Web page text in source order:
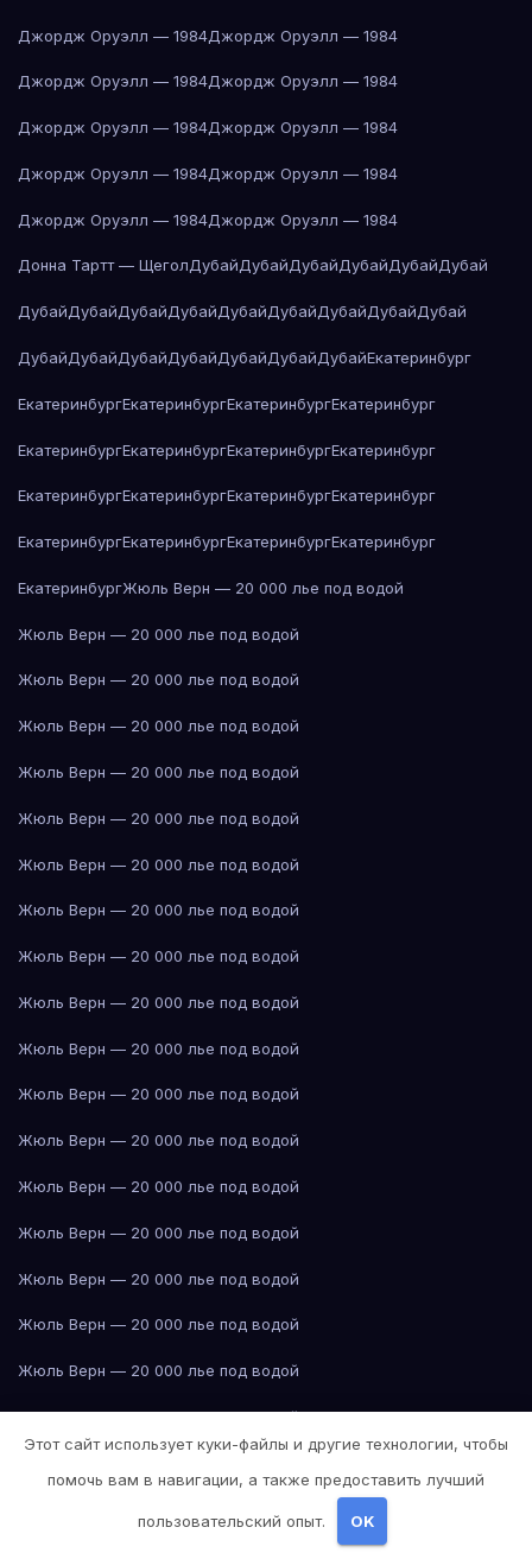
Джордж Оруэлл — 1984Джордж Оруэлл — 1984
Джордж Оруэлл — 1984Джордж Оруэлл — 1984
Джордж Оруэлл — 1984Джордж Оруэлл — 1984
Джордж Оруэлл — 1984Джордж Оруэлл — 1984
Джордж Оруэлл — 1984Джордж Оруэлл — 1984
Донна Тартт — ЩеголДубайДубайДубайДубайДубайДубай
ДубайДубайДубайДубайДубайДубайДубайДубайДубай
ДубайДубайДубайДубайДубайДубайДубайЕкатеринбург
ЕкатеринбургЕкатеринбургЕкатеринбургЕкатеринбург
ЕкатеринбургЕкатеринбургЕкатеринбургЕкатеринбург
ЕкатеринбургЕкатеринбургЕкатеринбургЕкатеринбург
ЕкатеринбургЕкатеринбургЕкатеринбургЕкатеринбург
ЕкатеринбургЖюль Верн — 20 000 лье под водой
Жюль Верн — 20 000 лье под водой
Жюль Верн — 20 000 лье под водой
Жюль Верн — 20 000 лье под водой
Жюль Верн — 20 000 лье под водой
Жюль Верн — 20 000 лье под водой
Жюль Верн — 20 000 лье под водой
Жюль Верн — 20 000 лье под водой
Жюль Верн — 20 000 лье под водой
Жюль Верн — 20 000 лье под водой
Жюль Верн — 20 000 лье под водой
Жюль Верн — 20 000 лье под водой
Жюль Верн — 20 000 лье под водой
Жюль Верн — 20 000 лье под водой
Жюль Верн — 20 000 лье под водой
Жюль Верн — 20 000 лье под водой
Жюль Верн — 20 000 лье под водой
Жюль Верн — 20 000 лье под водой
Жюль Верн — 20 000 лье под водой
Этот сайт использует куки-файлы и другие технологии, чтобы
помочь вам в навигации, а также предоставить лучший
пользовательский опыт. OK